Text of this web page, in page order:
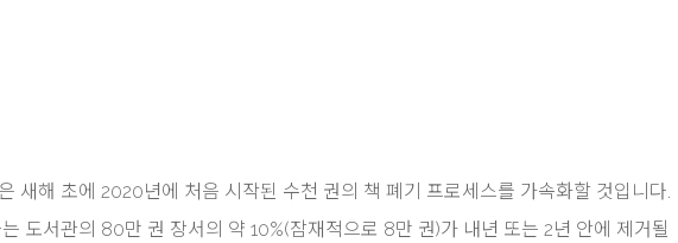
해 초에 2020년에 처음 시작된 수천 권의 책 폐기 프로세스를 가속화할 것입니다.
도서관의 80만 권 장서의 약 10%(잠재적으로 8만 권)가 내년 또는 2년 안에 제거될